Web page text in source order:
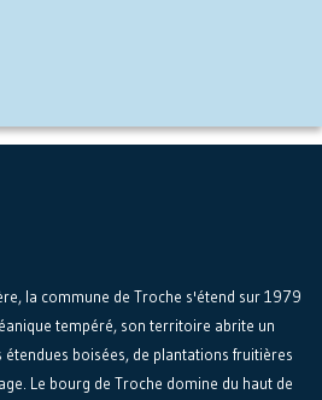
la commune de Troche s'étend sur 1979
tempéré, son territoire abrite un
étendues boisées, de plantations fruitières
Le bourg de Troche domine du haut de